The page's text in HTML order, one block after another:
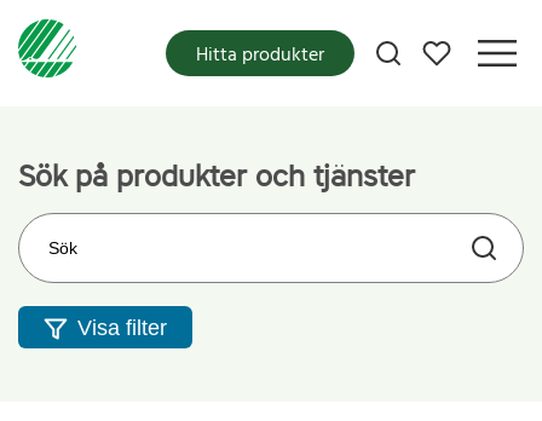
Mina favoriter
Hitta produkter
Sök på produkter och tjänster
Sök på webbplatsen
Visa filter